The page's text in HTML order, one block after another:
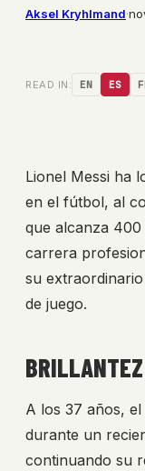
Aksel Kryhlmand·
READ IN: EN ES
Lionel Messi ha
en el fútbol, al
que alcanza 400
carrera
su
de juego.
A los 37 años,
durante un
continuando su